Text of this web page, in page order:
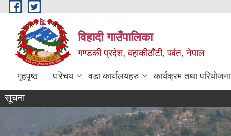
Skip to main content
विहादी गाउँपालिका
गण्डकी प्रदेश, वहाकीठाँटी, पर्वत, नेपाल
गृहपृष्ठ परिचय वडा कार्यालयहरु कार्यक्रम तथा परियोजना
सूचना